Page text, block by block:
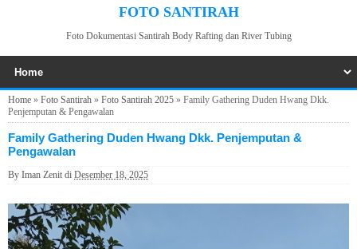
FOTO SANTIRAH
Foto Dokumentasi Santirah Body Rafting dan River Tubing
Home » Foto Santirah » Foto Santirah 2025 » Family Gathering Duden Hwang Dkk.
Penjemputan & Pengawalan
Family Gathering Duden Hwang Dkk. Penjemputan &
Pengawalan
By Iman Zenit di Desember 18, 2025